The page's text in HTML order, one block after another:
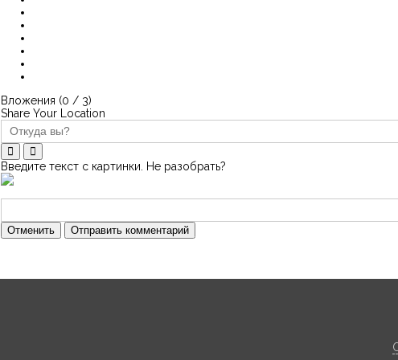
Вложения (0 / 3)
Share Your Location
Введите текст с картинки. Не разобрать?
Отменить Отправить комментарий